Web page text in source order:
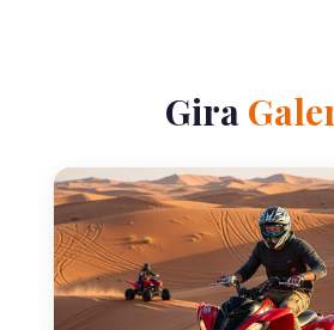
Gira